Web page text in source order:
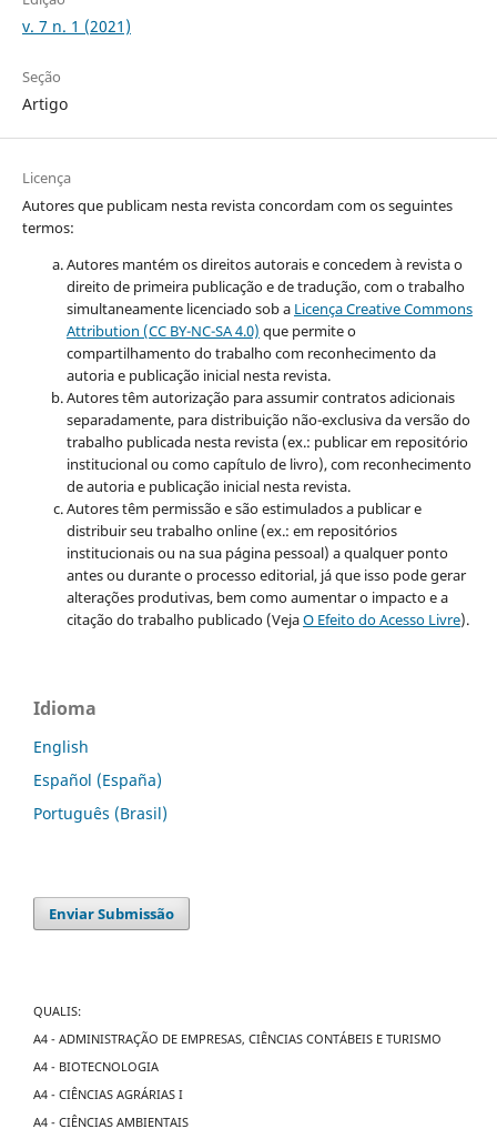
v. 7 n. 1 (2021)
Seção
Artigo
Licença
Autores que publicam nesta revista concordam com os seguintes
termos:
Autores mantém os direitos autorais e concedem à revista o
direito de primeira publicação e de tradução, com o trabalho
simultaneamente licenciado sob a Licença Creative Commons
Attribution (CC BY-NC-SA 4.0) que permite o
compartilhamento do trabalho com reconhecimento da
autoria e publicação inicial nesta revista.
Autores têm autorização para assumir contratos adicionais
separadamente, para distribuição não-exclusiva da versão do
trabalho publicada nesta revista (ex.: publicar em repositório
institucional ou como capítulo de livro), com reconhecimento
de autoria e publicação inicial nesta revista.
Autores têm permissão e são estimulados a publicar e
distribuir seu trabalho online (ex.: em repositórios
institucionais ou na sua página pessoal) a qualquer ponto
antes ou durante o processo editorial, já que isso pode gerar
alterações produtivas, bem como aumentar o impacto e a
citação do trabalho publicado (VejaO Efeito do Acesso Livre).
Idioma
English
Español (España)
Português (Brasil)
Enviar Submissão
QUALIS:
A4 - ADMINISTRAÇÃO DE EMPRESAS, CIÊNCIAS CONTÁBEIS E TURISMO
A4 - BIOTECNOLOGIA
A4 - CIÊNCIAS AGRÁRIAS I
A4 - CIÊNCIAS AMBIENTAIS